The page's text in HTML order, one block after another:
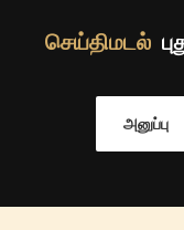
செய்திமடல்
அனுப்பு